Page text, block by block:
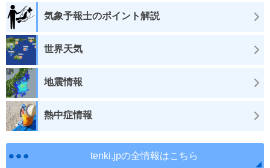
気象予報士のポイント解説
世界天気
地震情報
熱中症情報
tenki.jpの全情報はこちら